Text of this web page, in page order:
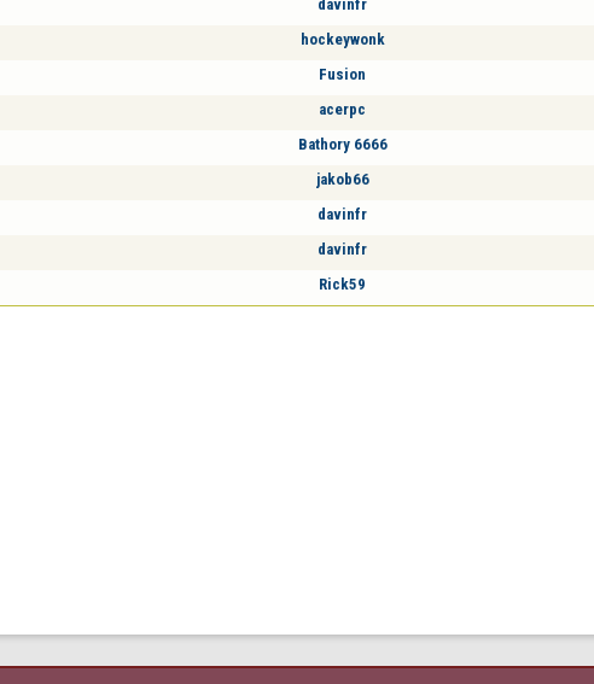
davinfr
hockeywonk
Fusion
acerpc
Bathory 6666
jakob66
davinfr
davinfr
Rick59